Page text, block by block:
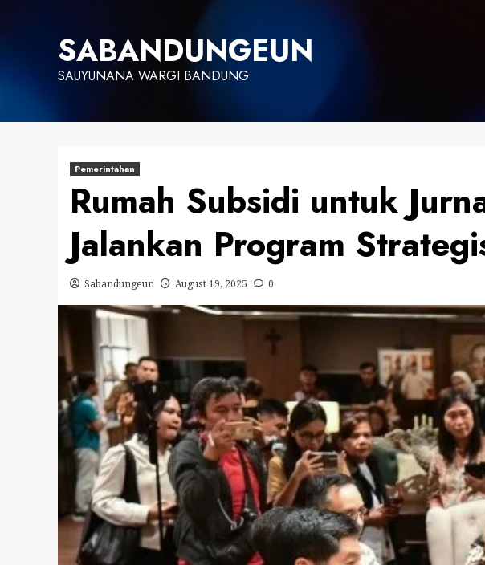
SABANDUNGEUN
SAUYUNANA WARGI BANDUNG
Pemerintahan
Rumah Subsidi untuk
Jalankan Program
Sabandungeun August 19, 2025 0